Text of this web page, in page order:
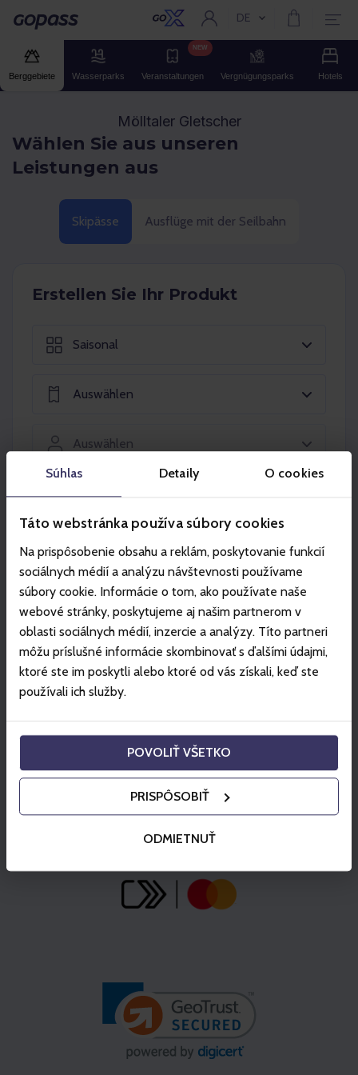
Súhlas Detaily O cookies
Táto webstránka používa súbory cookies
Na prispôsobenie obsahu a reklám, poskytovanie funkcií
sociálnych médií a analýzu návštevnosti používame
súbory cookie. Informácie o tom, ako používate naše
webové stránky, poskytujeme aj našim partnerom v
oblasti sociálnych médií, inzercie a analýzy. Títo partneri
môžu príslušné informácie skombinovať s ďalšími údajmi,
ktoré ste im poskytli alebo ktoré od vás získali, keď ste
používali ich služby.
POVOLIŤ VŠETKO
PRISPÔSOBIŤ
ODMIETNUŤ
Gopass Aktuelle Sprache:
DE
Berggebiete Wasserparks Veranstaltungen
NEW
Vergnügungsparks Hotels
Mölltaler Gletscher
Wählen Sie aus unseren
Leistungen aus
Skipässe Ausflüge mit der Seilbahn
Erstellen Sie Ihr Produkt
Saisonal
Auswählen
Auswählen
In den Warenkorb legen
Partner